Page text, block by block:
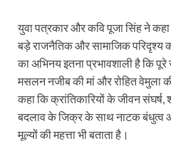
युवा पत्रकार और कवि पूजा सिंह ने
बड़े राजनैतिक और सामाजिक परिदृश्य
का अभिनय इतना प्रभावशाली है कि
मसलन नजीब की मां और रोहित वेमुला
कहा कि क्रांतिकारियों के जीवन संघर्ष,
बदलाव के जिक्र के साथ नाटक बंधुत्व
मूल्यों की महत्ता भी बताता है।